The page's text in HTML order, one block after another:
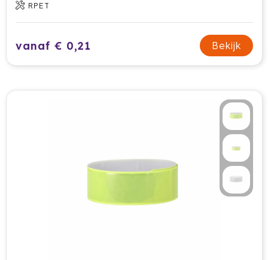
RPET
vanaf € 0,21 Bekijk